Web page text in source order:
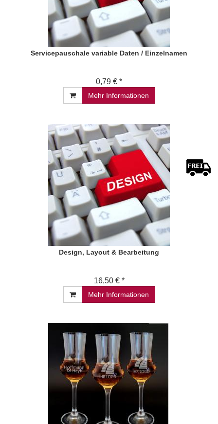
Servicepauschale variable Daten / Einzelnamen
0,79 € *
Mehr Informationen
Design, Layout & Bearbeitung
16,50 € *
Mehr Informationen